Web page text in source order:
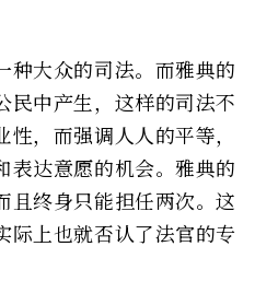
种大众的司法。而雅典的
民中产生，这样的司法不
，而强调人人的平等，
表达意愿的机会。雅典的
且终身只能担任两次。这
际上也就否认了法官的专